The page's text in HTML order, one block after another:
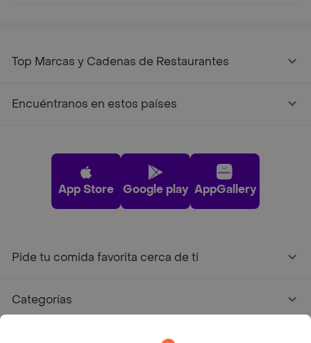
Top Marcas y Cadenas de Restaurantes
Encuéntranos en estos países
App Store Google play AppGallery
Pide tu comida favorita cerca de ti
Categorías